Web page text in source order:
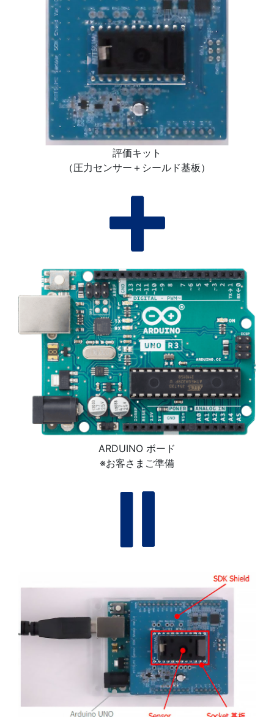
評価キット
（圧力センサー＋シールド基板）
ARDUINO ボード
※お客さまご準備